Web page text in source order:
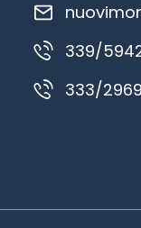
339/
333/